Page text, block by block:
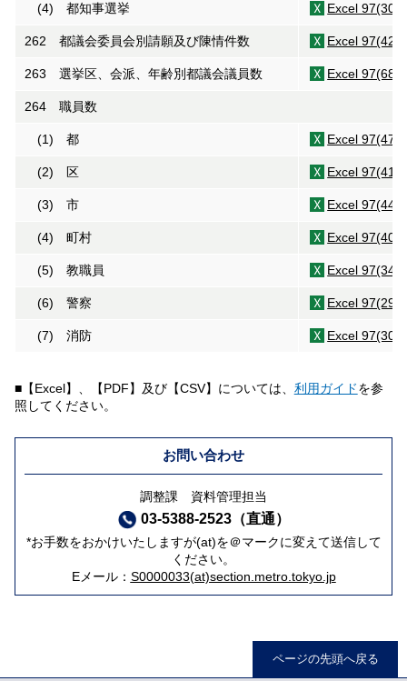
(4) 都知事選挙 Excel
262 都議会委員会別請願及び陳情件数 Excel
263 選挙区、会派、年齢別都議会議員数 Excel
264 職員数
(1) 都 Excel
(2) 区 Excel
(3) 市 Excel
(4) 町村 Excel
(5) 教職員 Excel
(6) 警察 Excel
(7) 消防 Excel
■【Excel】、【PDF】及び【CSV】については、 利用ガイドを参
照してください。
お問い合わせ
調整課 資料管理担当
03-5388-2523（直通）
*お手数をおかけいたしますが(at)を＠マークに変えて送信して
ください。
Eメール： S0000033(at)section.metro.tokyo.jp
ページの先頭へ戻る